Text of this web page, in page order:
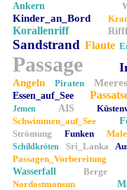
Ankern
Kinder_an_Bord
Korallenriff
Sandstrand Flaute
Passage
Angeln Piraten
Essen_auf_See
Jemen AIS
Schwimmen_auf_See
Strömung Funken
Schildkröten Sri_Lanka
Passagen_Vorbereitung
Wasserfall
Berge
Nordostmonsun